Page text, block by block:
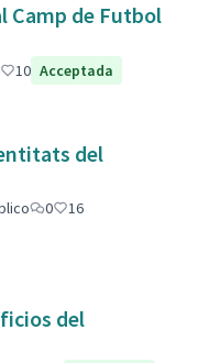
Camp de Futbol
10 Acceptada
del
0
16
del